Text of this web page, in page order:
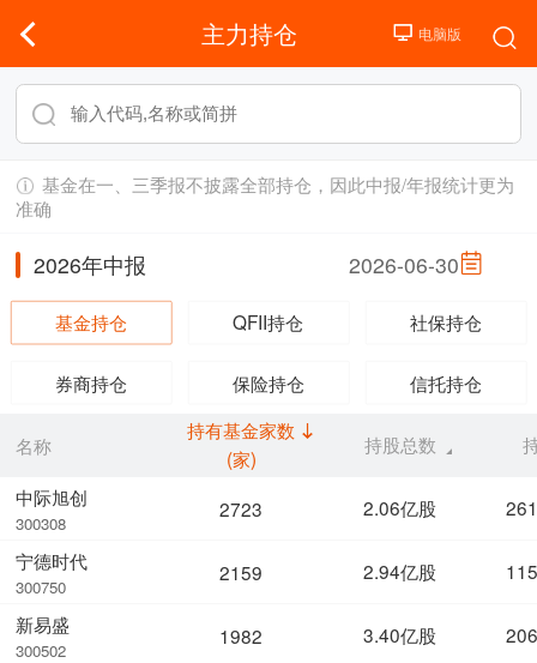
主力持仓
基金在一、三季报不披露全部持仓，因此中报/年报统计更为
准确
2026年中报 2026-06-30
基金持仓 QFII持仓 社保持仓
券商持仓 保险持仓 信托持仓
名称
中际旭创
300308
宁德时代
300750
新易盛
300502
持有基金家数
(家)
持股总数
2723 2.06亿股
2159 2.94亿股
1982 3.40亿股